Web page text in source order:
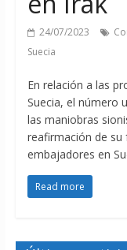
24/07/2023
Suecia
En relación a las
Suecia, el número
las maniobras
reafirmación de su
embajadores en
Read more